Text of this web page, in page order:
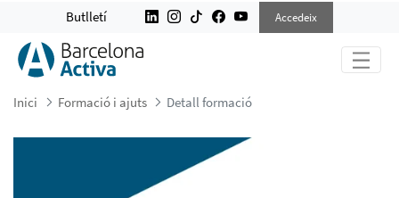
ON TROBAR FINANÇAMENT PER A
Butlletí Accedeix
Inici Formació i ajuts Detall formació